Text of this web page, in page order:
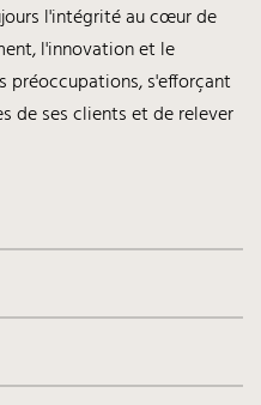
l'intégrité au cœur de
l'innovation et le
préoccupations, s'efforçant
de ses clients et de relever